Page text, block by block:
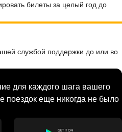
билеты за целый год до
службой поддержки до или во
для каждого шага вашего
поездок еще никогда не было